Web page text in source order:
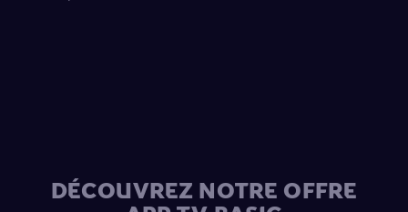
DÉCOUVREZ NOTRE OFFRE